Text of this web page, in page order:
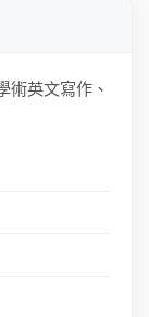
術英文寫作、